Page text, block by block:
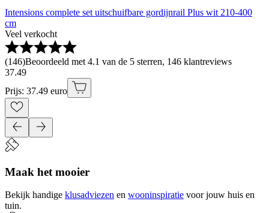
Intensions complete set uitschuifbare gordijnrail Plus wit 210-400
cm
Veel verkocht
(146)Beoordeeld met 4.1 van de 5 sterren, 146 klantreviews
37.49
Prijs: 37.49 euro
Maak het mooier
Bekijk handige klusadviezen en wooninspiratie voor jouw huis en
tuin.